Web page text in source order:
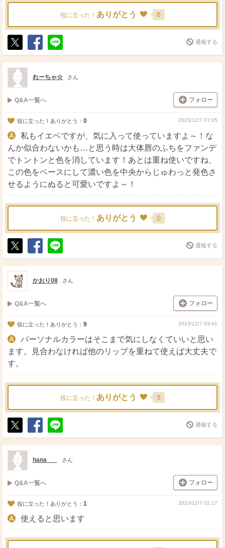
役に立った！ ありがとう 8
ポ
ス
ト
シ
ェ
送
る
通報する
れーちゃ☆ さん
Q&A一覧へ フォロー
役に立った！ありがとう： 0 2023/12/7 07:05
私もイエベですが、気に入って使っていますよ～！な
んか似合わないかも…と思う時は大体唇のふちをファンデ
でトントンと色を消しています！あとは重ね使いですね、
この色をベースにして濃い色を中央からじゅわっと発色さ
せるようにぬると可愛いですよ～！
役に立った！ ありがとう 0
ポ
ス
ト
シ
ェ
送
る
通報する
かおり08 さん
Q&A一覧へ フォロー
役に立った！ありがとう： 9 2023/12/7 03:41
パーソナルカラーはそこまで気にしなくていいと思い
ます。見合わなければ他のリップを重ねて使えば大丈夫で
す。
役に立った！ ありがとう 9
ポ
ス
ト
シ
ェ
送
る
通報する
hana___ さん
Q&A一覧へ フォロー
役に立った！ありがとう： 1 2023/12/7 02:17
使えると思います